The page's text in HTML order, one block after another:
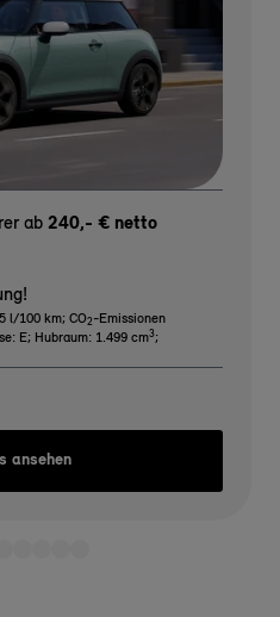
ab 240,- € netto
l/100 km; CO2 -Emissionen
E; Hubraum: 1.499 cm3;
ansehen